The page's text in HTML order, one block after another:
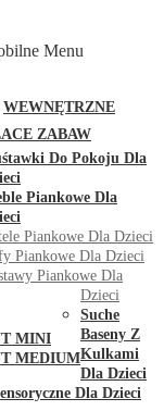
MINI
MEDIUM
Menu
WEWNĘTRZNE
ZABAW
Do Pokoju Dla
Piankowe Dla
Piankowe Dla Dzieci
Piankowe Dla Dzieci
Piankowe Dla
Dzieci
Suche
Baseny Z
Kulkami
Dla Dzieci
Dla Dzieci